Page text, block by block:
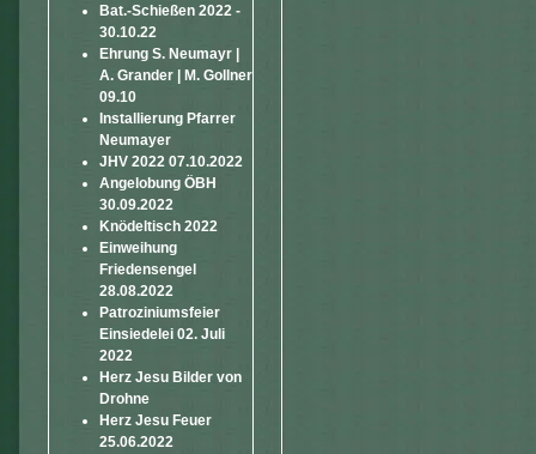
Bat.-Schießen 2022 -
30.10.22
Ehrung S. Neumayr |
A. Grander | M. Gollner
09.10
Installierung Pfarrer
Neumayer
JHV 2022 07.10.2022
Angelobung ÖBH
30.09.2022
Knödeltisch 2022
Einweihung
Friedensengel
28.08.2022
Patroziniumsfeier
Einsiedelei 02. Juli
2022
Herz Jesu Bilder von
Drohne
Herz Jesu Feuer
25.06.2022